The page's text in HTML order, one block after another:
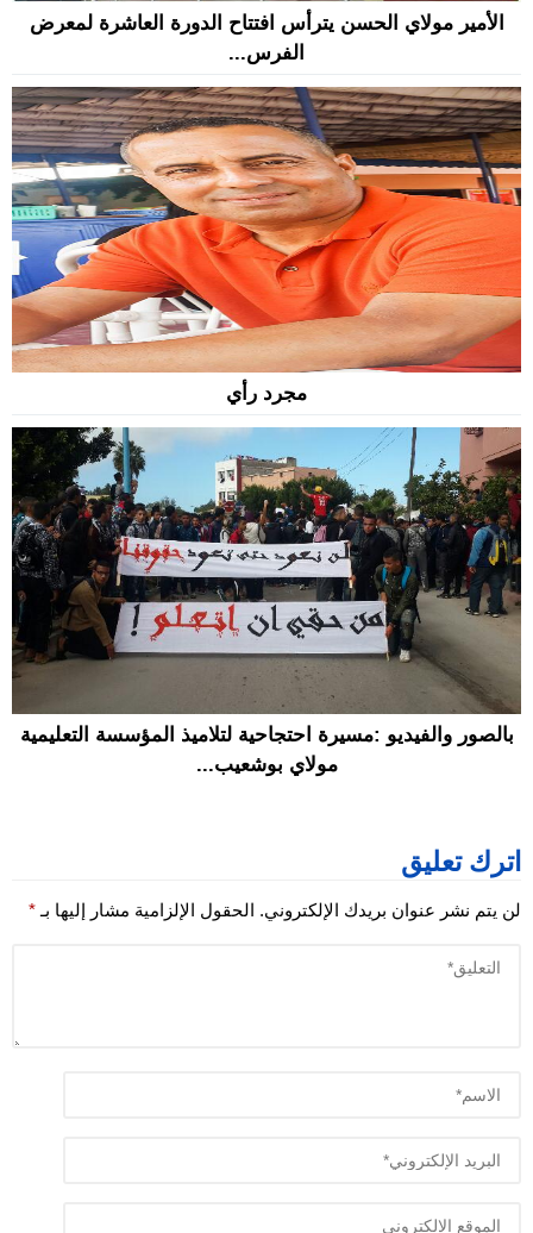
الأمير مولاي الحسن يترأس افتتاح الدورة العاشرة لمعرض
الفرس...
مجرد رأي
بالصور والفيديو :مسيرة احتجاحية لتلاميذ المؤسسة التعليمية
مولاي بوشعيب...
اترك تعليق
لن يتم نشر عنوان بريدك الإلكتروني. الحقول الإلزامية مشار إليها بـ *